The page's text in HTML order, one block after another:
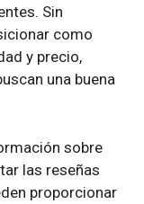
Sin
como
y precio,
una buena
sobre
las reseñas
proporcionar